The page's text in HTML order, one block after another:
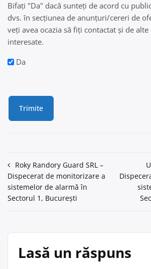
Bifați "Da" dacă sunteți de acord cu
dvs. în secțiunea de anunțuri/cereri de
veți avea ocazia să fiți contactat și de
interesate.
Da
Navigare
în
articole
Roky Randory Guard SRL –
Dispecerat de monitorizare a
sistemelor de alarmă în
Sectorul 1, București
Lasă un răspuns